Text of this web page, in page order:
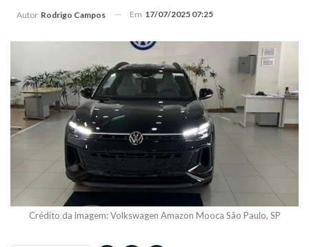
Autor Rodrigo Campos Em 17/07/2025 07:25
Crédito da imagem: Volkswagen Amazon Mooca São Paulo, SP